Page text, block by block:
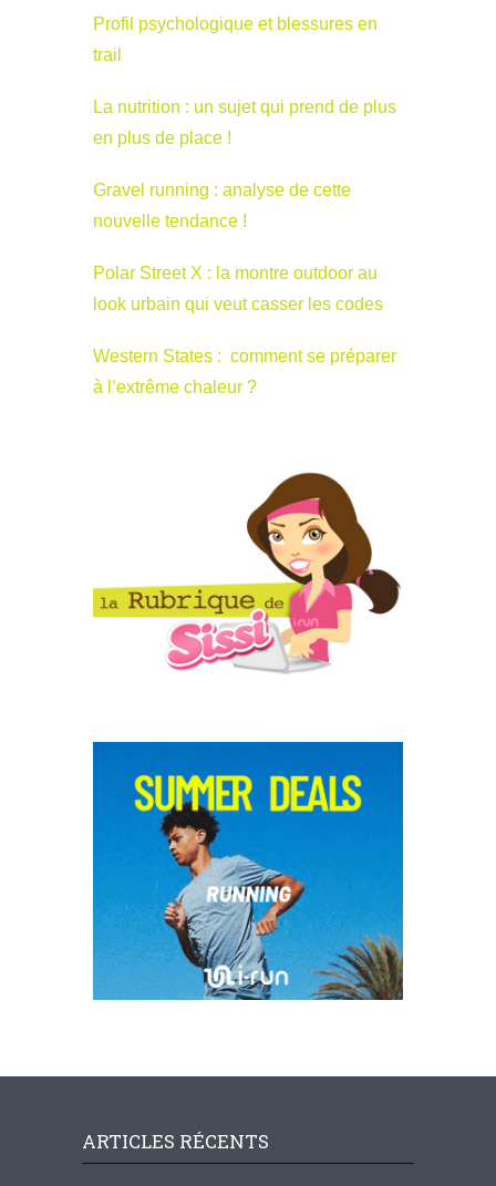
Profil psychologique et blessures en
trail
La nutrition : un sujet qui prend de plus
en plus de place !
Gravel running : analyse de cette
nouvelle tendance !
Polar Street X : la montre outdoor au
look urbain qui veut casser les codes
Western States : comment se préparer
à l’extrême chaleur ?
ARTICLES RÉCENTS